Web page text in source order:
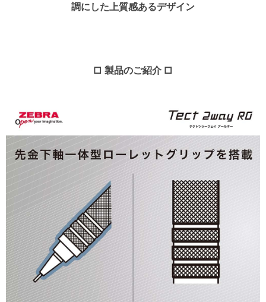
調にした上質感あるデザイン
□ 製品のご紹介 □